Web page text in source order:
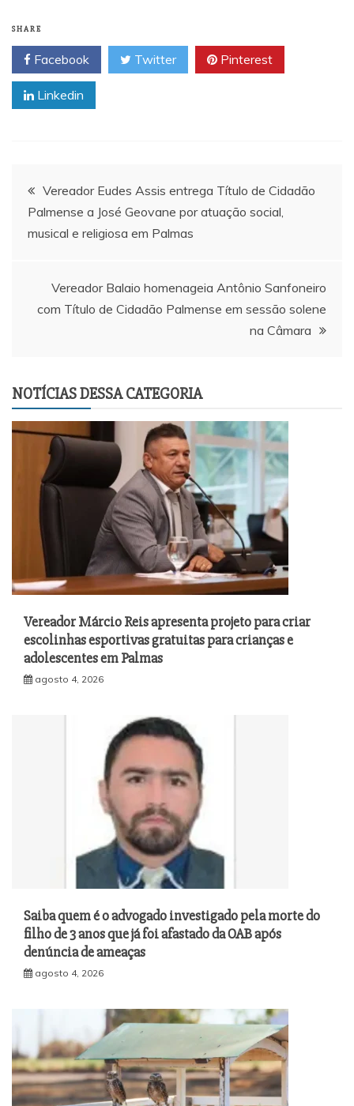
SHARE
Facebook Twitter Pinterest
Linkedin
Navegação
de
Vereador Eudes Assis entrega Título de Cidadão
Palmense a José Geovane por atuação social,
musical e religiosa em Palmas
Vereador Balaio homenageia Antônio Sanfoneiro
com Título de Cidadão Palmense em sessão solene
na Câmara
NOTÍCIAS DESSA CATEGORIA
Vereador Márcio Reis apresenta projeto para criar
escolinhas esportivas gratuitas para crianças e
adolescentes em Palmas
agosto 4, 2026
Saiba quem é o advogado investigado pela morte do
filho de 3 anos que já foi afastado da OAB após
denúncia de ameaças
agosto 4, 2026